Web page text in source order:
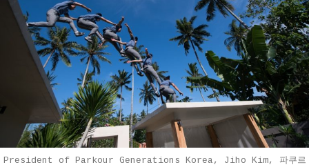
President of Parkour Generations Korea, Jiho Kim, 파쿠르